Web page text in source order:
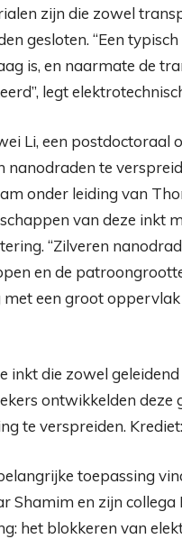
zijn die zowel
gesloten. “Een
is, en naarmate de
legt
Li, een postdoctoraal
nanodraden te
onder leiding van
van deze inkt
“Zilveren
en de
een groot
ontwikkelden deze
te verspreiden.
toepassing
Shamim en zijn
het blokkeren van